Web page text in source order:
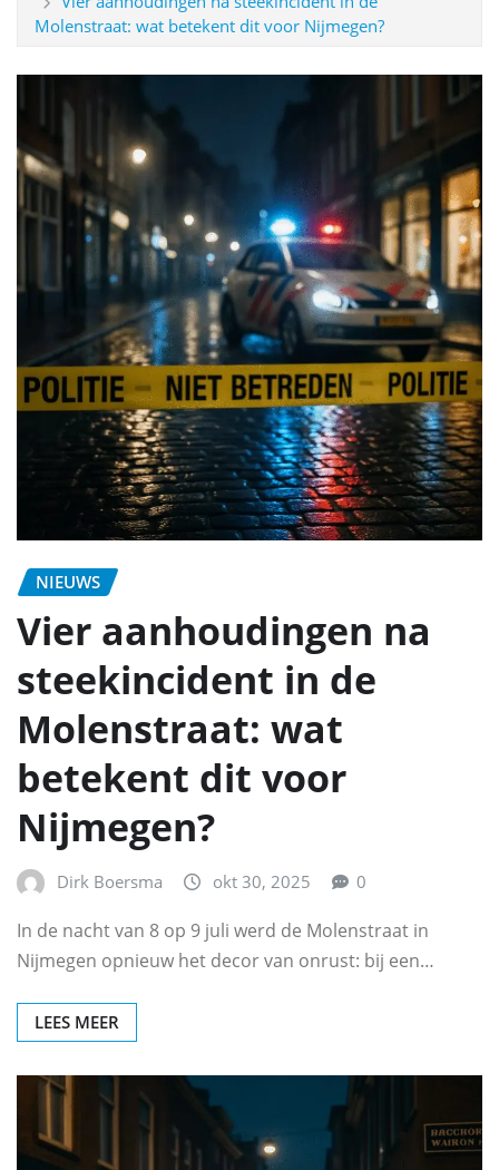
Molenstraat: wat betekent dit voor Nijmegen?
NIEUWS
Vier aanhoudingen na
steekincident in de
Molenstraat: wat
betekent dit voor
Nijmegen?
Dirk Boersma okt 30, 2025 0
In de nacht van 8 op 9 juli werd de Molenstraat in
Nijmegen opnieuw het decor van onrust: bij een…
LEES MEER